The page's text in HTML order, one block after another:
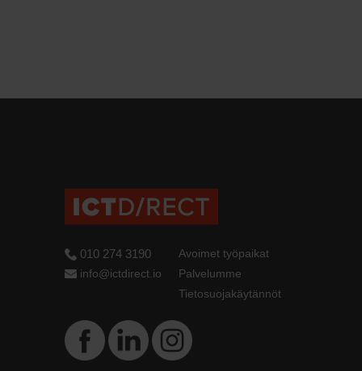
010 274 3190
info@ictdirect.io
Avoimet työpaikat
Palvelumme
Tietosuojakäytännöt